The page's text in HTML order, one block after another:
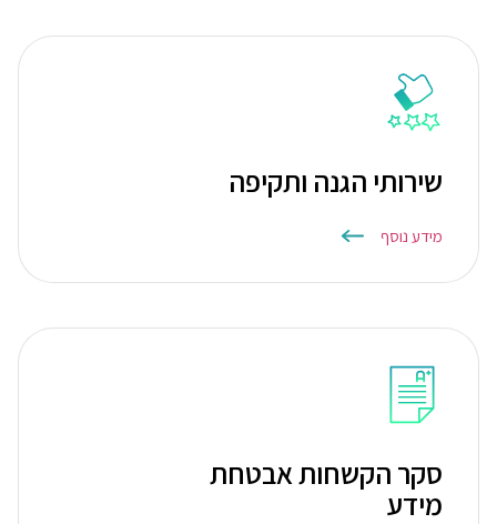
שירותי הגנה ותקיפה
מידע נוסף
סקר הקשחות אבטחת
מידע